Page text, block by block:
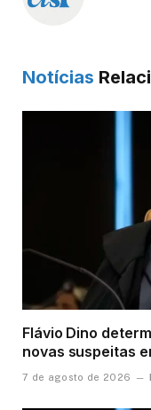
Notícias
Flávio Dino
novas suspeitas
7 de agosto de 2026